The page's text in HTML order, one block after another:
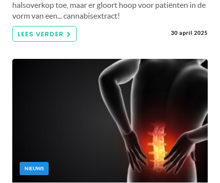
halsoverkop toe, maar er gloort hoop voor patiënten in de
vorm van een... cannabisextract!
LEES VERDER 30 april 2025
NIEUWS